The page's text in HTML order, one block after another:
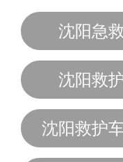
沈阳急
沈阳救
沈阳救护